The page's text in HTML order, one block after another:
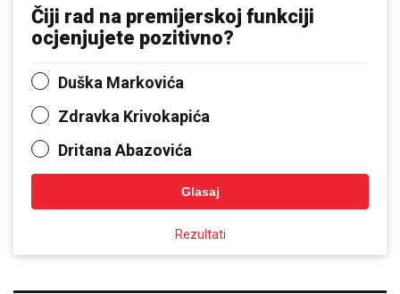
Čiji rad na premijerskoj funkciji
ocjenjujete pozitivno?
Duška Markovića
Zdravka Krivokapića
Dritana Abazovića
Glasaj
Rezultati